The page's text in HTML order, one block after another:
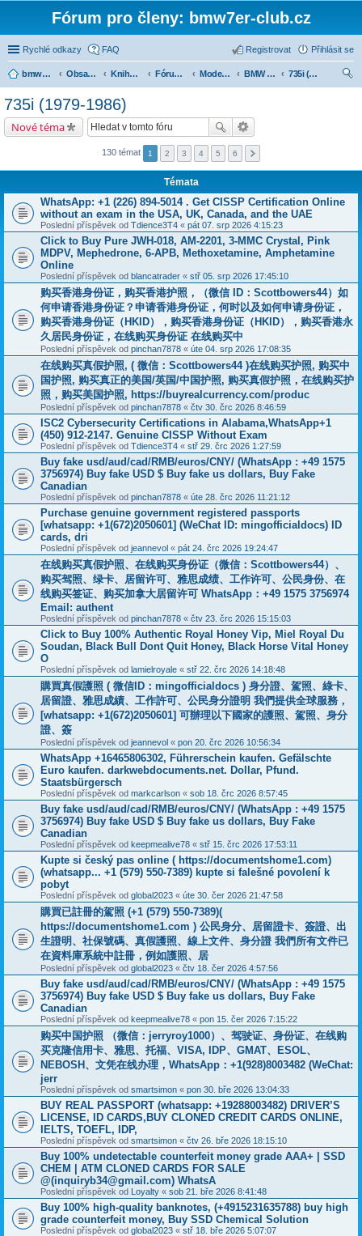
Fórum pro členy: bmw7er-club.cz
Rychlé odkazy FAQ Přihlásit se
Registrovat
bmw7er-club.cz Obsah fóra Knihovna Fórum 7er Modely BMW 7er BMW 7 e23 (1977-1986)
735i (1979-1986)
735i (1979-1986)
Nové téma
130 témat 1 2 3 4 5 6
Témata
WhatsApp: +1 (226) 894-5014​ . Get CISSP Certification Online
without an exam in the USA, UK, Canada, and the UAE
Poslední příspěvek od Tdience3T4 « pát 07. srp 2026 4:15:23
Click to Buy Pure JWH-018, AM-2201, 3-MMC Crystal, Pink
MDPV, Mephedrone, 6-APB, Methoxetamine, Amphetamine
Online
Poslední příspěvek od blancatrader « stř 05. srp 2026 17:45:10
购买香港身份证，购买香港护照，（微信 ID：Scottbowers44）如
何申请香港身份证？申请香港身份证，何时以及如何申请身份证，
购买香港身份证（HKID），购买香港身份证（HKID），购买香港永
久居民身份证，在线购买身份证 在线购买中
Poslední příspěvek od pinchan7878 « úte 04. srp 2026 17:08:35
在线购买真假护照, ( 微信：Scottbowers44 )在线购买护照, 购买中
国护照, 购买真正的美国/英国/中国护照, 购买真假护照，在线购买护
照，购买美国护照, https://buyrealcurrency.com/produc
Poslední příspěvek od pinchan7878 « čtv 30. črc 2026 8:46:59
ISC2 Cybersecurity Certifications in Alabama,WhatsApp+1
(450) 912-2147. Genuine CISSP Without Exam
Poslední příspěvek od Tdience3T4 « stř 29. črc 2026 1:27:59
Buy fake usd/aud/cad/RMB/euros/CNY/ (WhatsApp : +49 1575
3756974) Buy fake USD $ Buy fake us dollars, Buy Fake
Canadian
Poslední příspěvek od pinchan7878 « úte 28. črc 2026 11:21:12
Purchase genuine government registered passports
[whatsapp: +1(672)2050601] (WeChat ID: mingofficialdocs) ID
cards, dri
Poslední příspěvek od jeannevol « pát 24. črc 2026 19:24:47
在线购买真假护照、在线购买身份证（微信：Scottbowers44）、
购买驾照、绿卡、居留许可、雅思成绩、工作许可、公民身份、在
线购买签证、购买加拿大居留许可 WhatsApp：+49 1575 3756974
Email: authent
Poslední příspěvek od pinchan7878 « čtv 23. črc 2026 15:15:03
Click to Buy 100% Authentic Royal Honey Vip, Miel Royal Du
Soudan, Black Bull Dont Quit Honey, Black Horse Vital Honey
O
Poslední příspěvek od lamielroyale « stř 22. črc 2026 14:18:48
購買真假護照 ( 微信ID：mingofficialdocs ) 身分證、駕照、綠卡、
居留證、雅思成績、工作許可、公民身分證明 我們提供全球服務，
[whatsapp: +1(672)2050601] 可辦理以下國家的護照、駕照、身分
證、簽
Poslední příspěvek od jeannevol « pon 20. črc 2026 10:56:34
WhatsApp +16465806302, Führerschein kaufen. Gefälschte
Euro kaufen. darkwebdocuments.net. Dollar, Pfund.
Staatsbürgersch
Poslední příspěvek od markcarlson « sob 18. črc 2026 8:57:45
Buy fake usd/aud/cad/RMB/euros/CNY/ (WhatsApp : +49 1575
3756974) Buy fake USD $ Buy fake us dollars, Buy Fake
Canadian
Poslední příspěvek od keepmealive78 « stř 15. črc 2026 17:53:11
Kupte si český pas online ( https://documentshome1.com)
(whatsapp... +1 (579) 550-7389) kupte si falešné povolení k
pobyt
Poslední příspěvek od global2023 « úte 30. čer 2026 21:47:58
購買已註冊的駕照 (+1 (579) 550-7389)(
https://documentshome1.com ) 公民身分、居留證卡、簽證、出
生證明、社保號碼、真假護照、線上文件、身分證 我們所有文件已
在資料庫系統中註冊，例如護照、居
Poslední příspěvek od global2023 « čtv 18. čer 2026 4:57:56
Buy fake usd/aud/cad/RMB/euros/CNY/ (WhatsApp : +49 1575
3756974) Buy fake USD $ Buy fake us dollars, Buy Fake
Canadian
Poslední příspěvek od keepmealive78 « pon 15. čer 2026 7:15:22
购买中国护照 （微信：jerryroy1000）、驾驶证、身份证、在线购
买克隆信用卡、雅思、托福、VISA, IDP、GMAT、ESOL、
NEBOSH、文凭在线办理，WhatsApp：+1(928)8003482 (WeChat:
jerr
Poslední příspěvek od smartsimon « pon 30. bře 2026 13:04:33
BUY REAL PASSPORT (whatsapp: +19288003482) DRIVER’S
LICENSE, ID CARDS,BUY CLONED CREDIT CARDS ONLINE,
IELTS, TOEFL, IDP,
Poslední příspěvek od smartsimon « čtv 26. bře 2026 18:15:10
Buy 100% undetectable counterfeit money grade AAA+ | SSD
CHEM | ATM CLONED CARDS FOR SALE
@(inquiryb34@gmail.com) WhatsA
Poslední příspěvek od Loyalty « sob 21. bře 2026 8:41:48
Buy 100% high-quality banknotes, ‪(+4915231635788‬) buy high
grade counterfeit money, Buy SSD Chemical Solution
Poslední příspěvek od global2023 « stř 18. bře 2026 5:07:07